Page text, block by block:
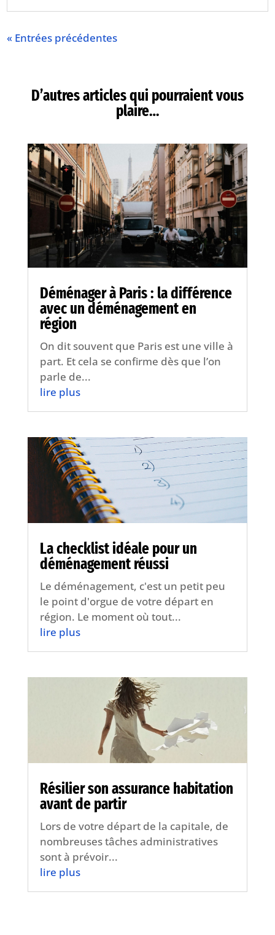
« Entrées précédentes
D’autres articles qui pourraient vous
plaire…
Déménager à Paris : la différence
avec un déménagement en
région
On dit souvent que Paris est une ville à
part. Et cela se confirme dès que l’on
parle de...
lire plus
La checklist idéale pour un
déménagement réussi
Le déménagement, c'est un petit peu
le point d'orgue de votre départ en
région. Le moment où tout...
lire plus
Résilier son assurance habitation
avant de partir
Lors de votre départ de la capitale, de
nombreuses tâches administratives
sont à prévoir...
lire plus